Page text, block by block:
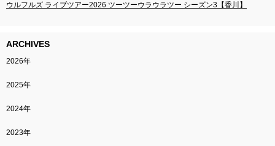
ウルフルズ ライブツアー2026 ツーツーウラウラツー シーズン3【香川】
ARCHIVES
2026年
2025年
2024年
2023年